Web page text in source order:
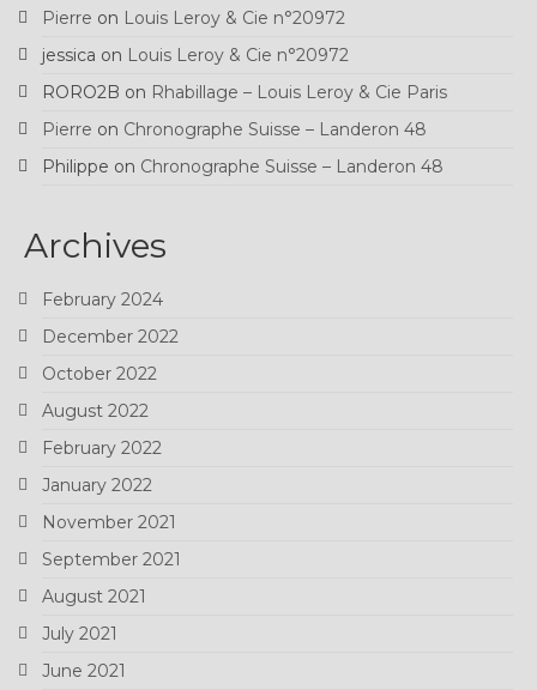
Pierre on Louis Leroy & Cie n°20972
jessica on Louis Leroy & Cie n°20972
RORO2B on Rhabillage – Louis Leroy & Cie Paris
Pierre on Chronographe Suisse – Landeron 48
Philippe on Chronographe Suisse – Landeron 48
Archives
February 2024
December 2022
October 2022
August 2022
February 2022
January 2022
November 2021
September 2021
August 2021
July 2021
June 2021